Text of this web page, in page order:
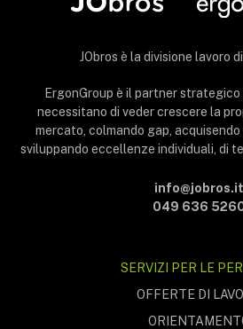
JObros è la divisione lavoro
ErgonGroup è il partner
necessitano di veder crescere la
mercato, colmando gap,
sviluppando eccellenze individuali, di
info@jobros.it
049 636
SERVIZI PER LE
OFFERTE DI